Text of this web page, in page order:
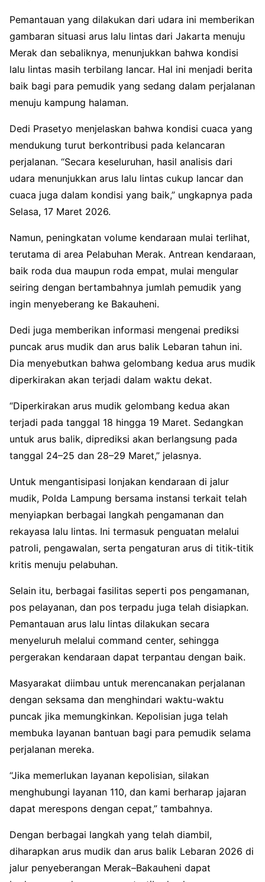
Pemantauan yang dilakukan dari udara ini memberikan
gambaran situasi arus lalu lintas dari Jakarta menuju
Merak dan sebaliknya, menunjukkan bahwa kondisi
lalu lintas masih terbilang lancar. Hal ini menjadi berita
baik bagi para pemudik yang sedang dalam perjalanan
menuju kampung halaman.
Dedi Prasetyo menjelaskan bahwa kondisi cuaca yang
mendukung turut berkontribusi pada kelancaran
perjalanan. “Secara keseluruhan, hasil analisis dari
udara menunjukkan arus lalu lintas cukup lancar dan
cuaca juga dalam kondisi yang baik,” ungkapnya pada
Selasa, 17 Maret 2026.
Namun, peningkatan volume kendaraan mulai terlihat,
terutama di area Pelabuhan Merak. Antrean kendaraan,
baik roda dua maupun roda empat, mulai mengular
seiring dengan bertambahnya jumlah pemudik yang
ingin menyeberang ke Bakauheni.
Dedi juga memberikan informasi mengenai prediksi
puncak arus mudik dan arus balik Lebaran tahun ini.
Dia menyebutkan bahwa gelombang kedua arus mudik
diperkirakan akan terjadi dalam waktu dekat.
“Diperkirakan arus mudik gelombang kedua akan
terjadi pada tanggal 18 hingga 19 Maret. Sedangkan
untuk arus balik, diprediksi akan berlangsung pada
tanggal 24–25 dan 28–29 Maret,” jelasnya.
Untuk mengantisipasi lonjakan kendaraan di jalur
mudik, Polda Lampung bersama instansi terkait telah
menyiapkan berbagai langkah pengamanan dan
rekayasa lalu lintas. Ini termasuk penguatan melalui
patroli, pengawalan, serta pengaturan arus di titik-titik
kritis menuju pelabuhan.
Selain itu, berbagai fasilitas seperti pos pengamanan,
pos pelayanan, dan pos terpadu juga telah disiapkan.
Pemantauan arus lalu lintas dilakukan secara
menyeluruh melalui command center, sehingga
pergerakan kendaraan dapat terpantau dengan baik.
Masyarakat diimbau untuk merencanakan perjalanan
dengan seksama dan menghindari waktu-waktu
puncak jika memungkinkan. Kepolisian juga telah
membuka layanan bantuan bagi para pemudik selama
perjalanan mereka.
“Jika memerlukan layanan kepolisian, silakan
menghubungi layanan 110, dan kami berharap jajaran
dapat merespons dengan cepat,” tambahnya.
Dengan berbagai langkah yang telah diambil,
diharapkan arus mudik dan arus balik Lebaran 2026 di
jalur penyeberangan Merak–Bakauheni dapat